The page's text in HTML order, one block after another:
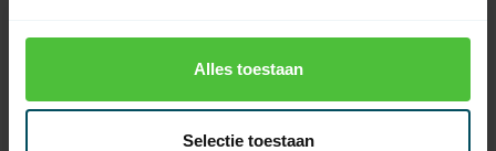
Alles toestaan
Selectie toestaan